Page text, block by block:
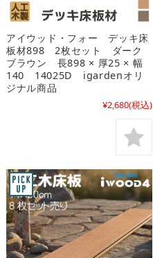
アイウッド・フォー デッキ床
板材898 2枚セット ダーク
ブラウン 長898 × 厚25 × 幅
140 14025D igardenオリ
ジナル商品
¥2,680(税込)